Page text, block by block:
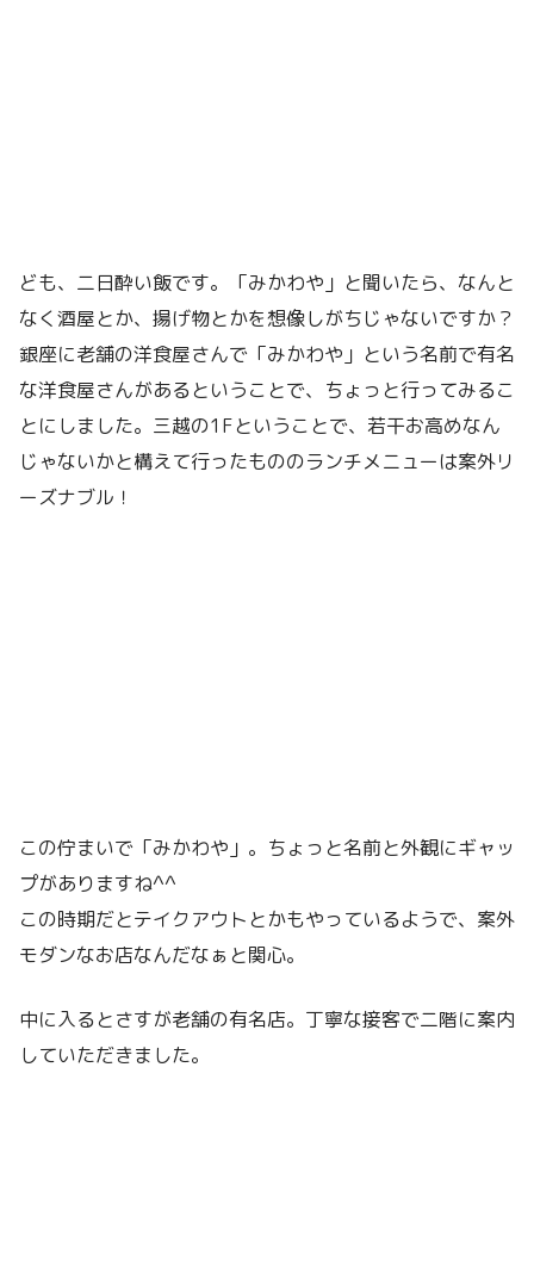
ども、二日酔い飯です。「みかわや」と聞いたら、なんと
なく酒屋とか、揚げ物とかを想像しがちじゃないですか？
銀座に老舗の洋食屋さんで「みかわや」という名前で有名
な洋食屋さんがあるということで、ちょっと行ってみるこ
とにしました。三越の1Fということで、若干お高めなん
じゃないかと構えて行ったもののランチメニューは案外リ
ーズナブル！
この佇まいで「みかわや」。ちょっと名前と外観にギャッ
プがありますね^^
この時期だとテイクアウトとかもやっているようで、案外
モダンなお店なんだなぁと関心。
中に入るとさすが老舗の有名店。丁寧な接客で二階に案内
していただきました。